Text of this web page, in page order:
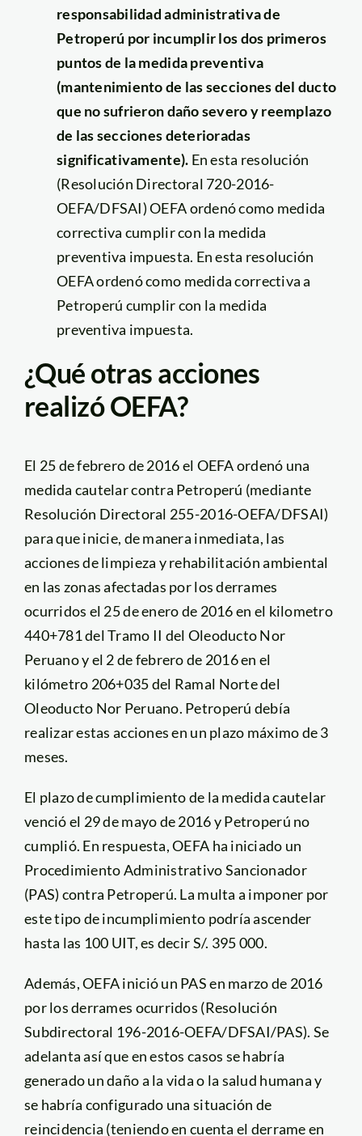
responsabilidad administrativa de
Petroperú por incumplir los dos primeros
puntos de la medida preventiva
(mantenimiento de las secciones del ducto
que no sufrieron daño severo y reemplazo
de las secciones deterioradas
significativamente). En esta resolución
(Resolución Directoral 720-2016-
OEFA/DFSAI) OEFA ordenó como medida
correctiva cumplir con la medida
preventiva impuesta. En esta resolución
OEFA ordenó como medida correctiva a
Petroperú cumplir con la medida
preventiva impuesta.
¿Qué otras acciones
realizó OEFA?
El 25 de febrero de 2016 el OEFA ordenó una
medida cautelar contra Petroperú (mediante
Resolución Directoral 255-2016-OEFA/DFSAI)
para que inicie, de manera inmediata, las
acciones de limpieza y rehabilitación ambiental
en las zonas afectadas por los derrames
ocurridos el 25 de enero de 2016 en el kilometro
440+781 del Tramo II del Oleoducto Nor
Peruano y el 2 de febrero de 2016 en el
kilómetro 206+035 del Ramal Norte del
Oleoducto Nor Peruano. Petroperú debía
realizar estas acciones en un plazo máximo de 3
meses.
El plazo de cumplimiento de la medida cautelar
venció el 29 de mayo de 2016 y Petroperú no
cumplió. En respuesta, OEFA ha iniciado un
Procedimiento Administrativo Sancionador
(PAS) contra Petroperú. La multa a imponer por
este tipo de incumplimiento podría ascender
hasta las 100 UIT, es decir S/. 395 000.
Además, OEFA inició un PAS en marzo de 2016
por los derrames ocurridos (Resolución
Subdirectoral 196-2016-OEFA/DFSAI/PAS). Se
adelanta así que en estos casos se habría
generado un daño a la vida o la salud humana y
se habría configurado una situación de
reincidencia (teniendo en cuenta el derrame en